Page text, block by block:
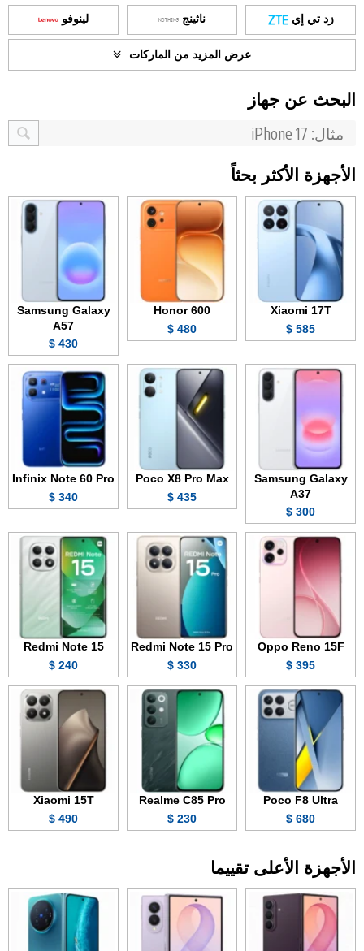
زد تي إي ناثينج لينوفو
عرض المزيد من الماركات
البحث عن جهاز
الأجهزة الأكثر بحثاً
Xiaomi 17T
585 $
Honor 600
480 $
Samsung Galaxy
A57
430 $
Samsung Galaxy
A37
300 $
Poco X8 Pro Max
435 $
Infinix Note 60 Pro
340 $
Oppo Reno 15F
395 $
Redmi Note 15 Pro
330 $
Redmi Note 15
240 $
Poco F8 Ultra
680 $
Realme C85 Pro
230 $
Xiaomi 15T
490 $
الأجهزة الأعلى تقييما